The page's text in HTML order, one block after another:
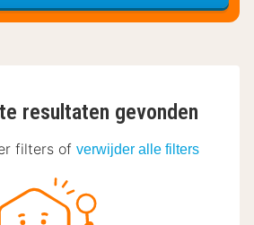
resultaten gevonden
filters of verwijder alle filters